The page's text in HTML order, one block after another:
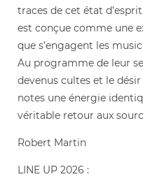
traces de cet état
est conçue comme une
que s’engagent les
Au programme de leur
devenus cultes et le
notes une énergie
véritable retour aux
Robert Martin
LINE UP 2026 :